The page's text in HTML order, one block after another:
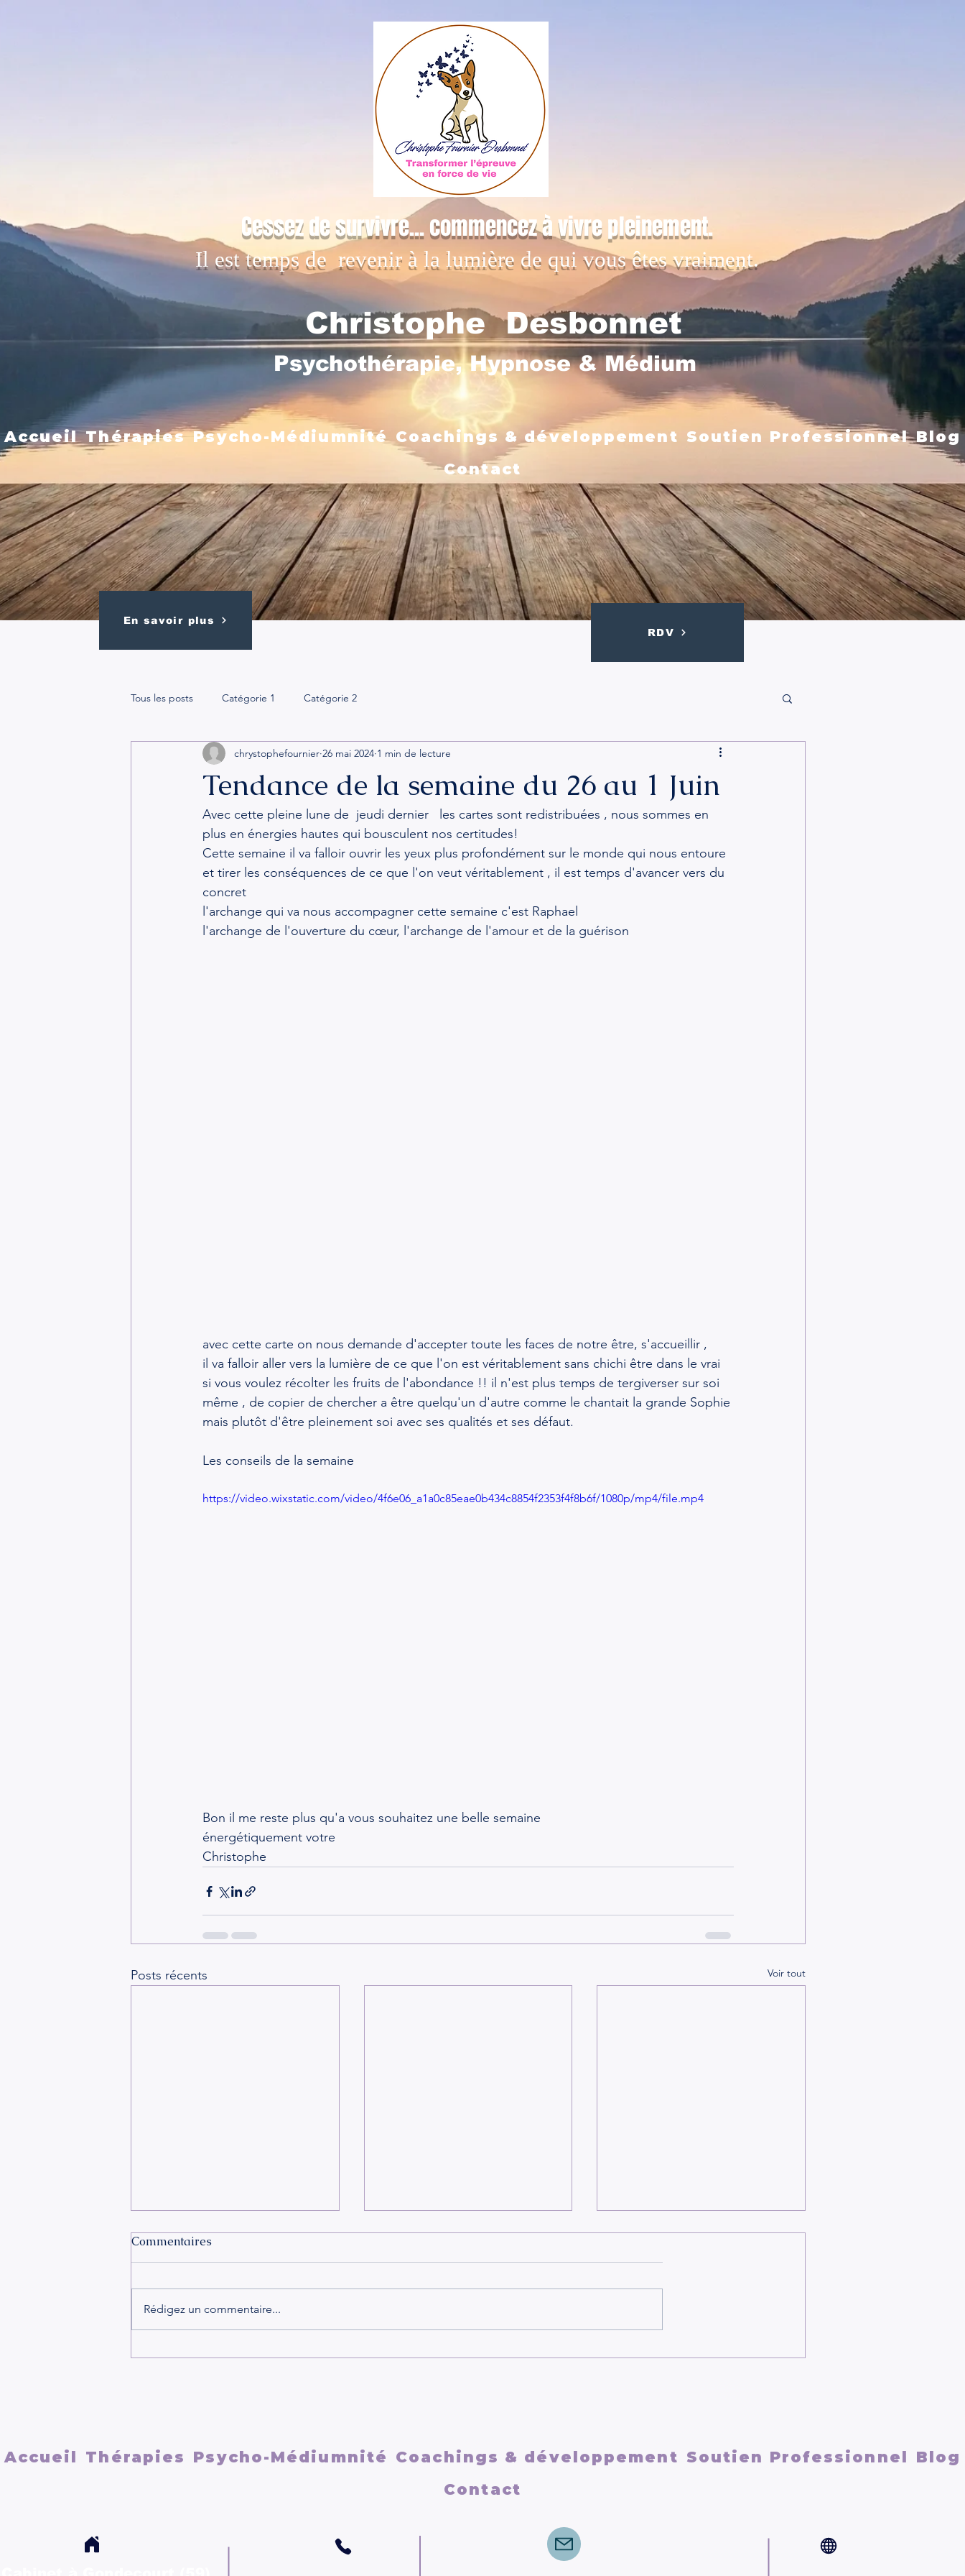
Christophe Desbonnet
Cessez de survivre... commencez à vivre pleinement.
Il est temps de revenir à la lumière de qui vous êtes vraiment.
En savoir plus
RDV
Accueil Thérapies Psycho-Médiumnité Coachings & développement Soutien Professionnel Blog
Contact
Psychothérapie, Hypnose & Médium
Tous les posts Catégorie 1 Catégorie 2
Tendance de la semaine du 26 au 1 Juin
chrystophefournier 26 mai 2024 1 min de lecture
Avec cette pleine lune de  jeudi dernier   les cartes sont redistribuées , nous sommes en
plus en énergies hautes qui bousculent nos certitudes!
Cette semaine il va falloir ouvrir les yeux plus profondément sur le monde qui nous entoure
et tirer les conséquences de ce que l'on veut véritablement , il est temps d'avancer vers du
concret
l'archange qui va nous accompagner cette semaine c'est Raphael
l'archange de l'ouverture du cœur, l'archange de l'amour et de la guérison
avec cette carte on nous demande d'accepter toute les faces de notre être, s'accueillir ,
il va falloir aller vers la lumière de ce que l'on est véritablement sans chichi être dans le vrai
si vous voulez récolter les fruits de l'abondance !! il n'est plus temps de tergiverser sur soi
même , de copier de chercher a être quelqu'un d'autre comme le chantait la grande Sophie
mais plutôt d'être pleinement soi avec ses qualités et ses défaut.
Les conseils de la semaine
https://video.wixstatic.com/video/4f6e06_a1a0c85eae0b434c8854f2353f4f8b6f/1080p/mp4/file.mp4
Bon il me reste plus qu'a vous souhaitez une belle semaine
énergétiquement votre
Christophe
Posts récents Voir tout
Commentaires
Rédigez un commentaire...
Accueil Thérapies Psycho-Médiumnité Coachings & développement Soutien Professionnel Blog
Contact